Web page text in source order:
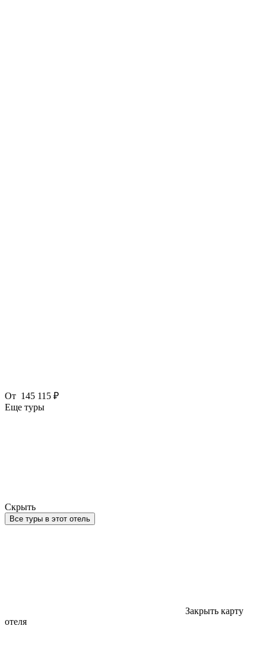
От 145 115 ₽
Еще туры
Скрыть
Все туры в этот отель
Закрыть карту
отеля